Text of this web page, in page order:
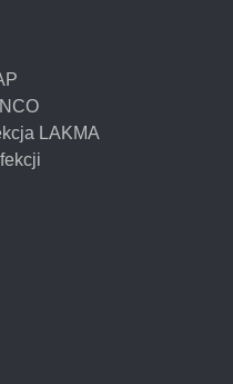
LAKMA